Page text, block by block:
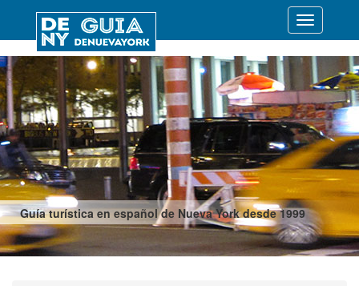
Guía turística en español de Nueva York desde 1999
Desplegar